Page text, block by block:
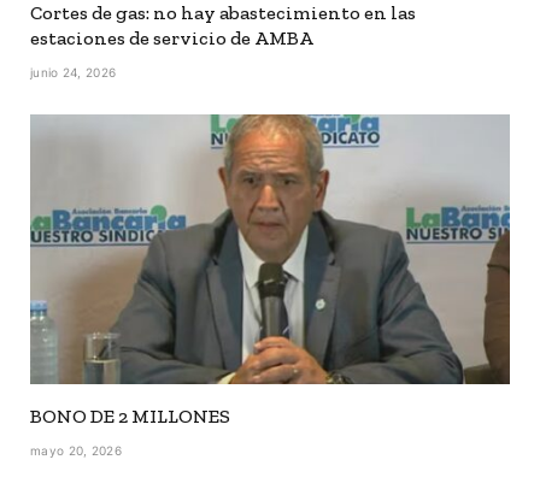
Cortes de gas: no hay abastecimiento en las
estaciones de servicio de AMBA
junio 24, 2026
BONO DE 2 MILLONES
mayo 20, 2026